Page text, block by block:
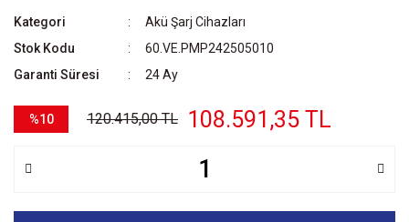
Kategori
Akü Şarj Cihazları
Stok Kodu
60.VE.PMP242505010
Garanti Süresi
24 Ay
%10 120.415,00 TL 108.591,35 TL